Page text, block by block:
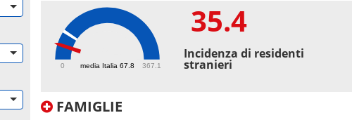
media Italia 67.8
0 367.1
35.4
Incidenza di residenti
stranieri
FAMIGLIE